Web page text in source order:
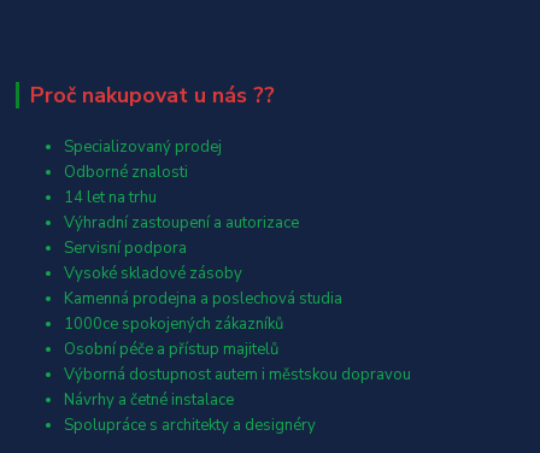
Proč nakupovat u nás ??
Specializovaný prodej
Odborné znalosti
14 let na trhu
Výhradní zastoupení a autorizace
Servisní podpora
Vysoké skladové zásoby
Kamenná prodejna a poslechová studia
1000ce spokojených zákazníků
Osobní péče a přístup majitelů
Výborná dostupnost autem i městskou dopravou
Návrhy a četné instalace
Spolupráce s architekty a designéry